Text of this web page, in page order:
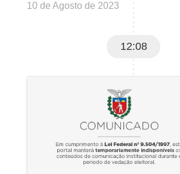
10 de Agosto de 2023
12:08